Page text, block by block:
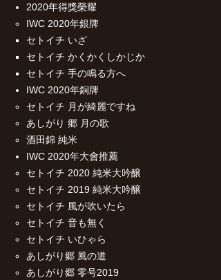
2020年得獎榮耀
IWC 2020年銀牌
セトイチ いざ
セトイチ かくかくしかじか
セトイチ 手の鳴る方へ
IWC 2020年銅牌
セトイチ 月が綺麗ですね
あしがり 郷 月の歌
酒田錦 純米
IWC 2020年大會推薦
セトイチ 2020 純米大吟醸
セトイチ 2019 純米大吟醸
セトイチ 風が吹いたら
セトイチ 音も無く
セトイチ いひゃら
あしがり郷 風の道
あしがり郷 零号2019